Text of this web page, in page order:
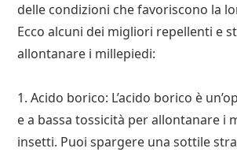
delle condizioni che favoriscono la
Ecco alcuni dei migliori repellenti e
allontanare i millepiedi:
1. Acido borico: L’acido borico è
e a bassa tossicità per allontanare i
insetti. Puoi spargere una sottile